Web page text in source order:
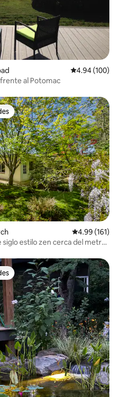
Calificación
4.94 (100)
al Potomac
preferido
Calificación
4.99 (161)
estilo zen cerca del metro
preferido